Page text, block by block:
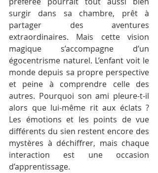
surgir dans sa chambre, prêt à
partager des aventures
extraordinaires. Mais cette vision
magique s’accompagne d’un
égocentrisme naturel. L’enfant voit le
monde depuis sa propre perspective
et peine à comprendre celle des
autres. Pourquoi son ami pleure-t-il
alors que lui-même rit aux éclats ?
Les émotions et les points de vue
différents du sien restent encore des
mystères à déchiffrer, mais chaque
interaction est une occasion
d’apprentissage.